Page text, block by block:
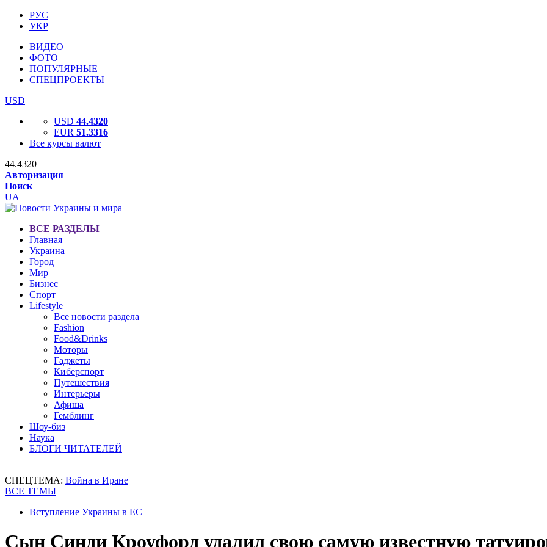
РУС
УКР
ВИДЕО
ФОТО
ПОПУЛЯРНЫЕ
СПЕЦПРОЕКТЫ
USD
USD 44.4320
EUR 51.3316
Все курсы валют
44.4320
Авторизация
Поиск
UA
ВСЕ РАЗДЕЛЫ
Главная
Украина
Город
Мир
Бизнес
Спорт
Lifestyle
Все новости раздела
Fashion
Food&Drinks
Моторы
Гаджеты
Киберспорт
Путешествия
Интерьеры
Афиша
Гемблинг
Шоу-биз
Наука
БЛОГИ ЧИТАТЕЛЕЙ
СПЕЦТЕМА: Война в Иране
ВСЕ ТЕМЫ
Вступление Украины в ЕС
Сын Синди Кроуфорд удалил свою самую известную